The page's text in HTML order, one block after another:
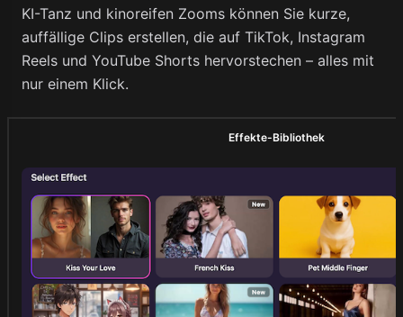
KI-Tanz und kinoreifen Zooms können Sie kurze,
auffällige Clips erstellen, die auf TikTok, Instagram
Reels und YouTube Shorts hervorstechen – alles mit
nur einem Klick.
Effekte-Bibliothek